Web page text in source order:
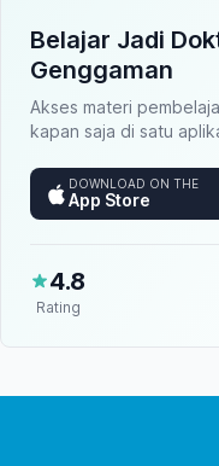
Belajar Jadi
Genggaman
Akses materi
kapan saja di satu
DOWNLOAD ON THE
App Store
4.8
Rating